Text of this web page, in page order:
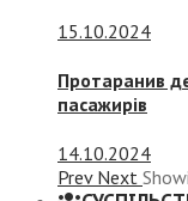
15.10.2024
Протаранив
пасажирів
14.10.2024
Prev Next